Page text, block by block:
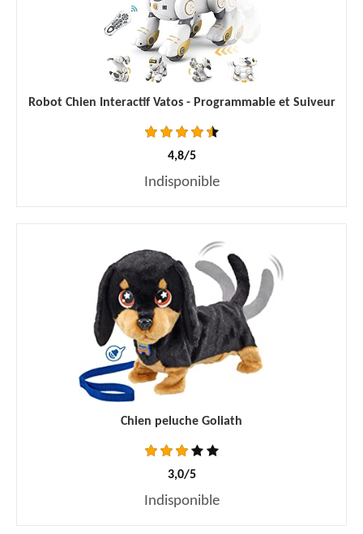
Robot Chien Interactif Vatos - Programmable et Suiveur
4,8/5
Indisponible
Chien peluche Goliath
3,0/5
Indisponible